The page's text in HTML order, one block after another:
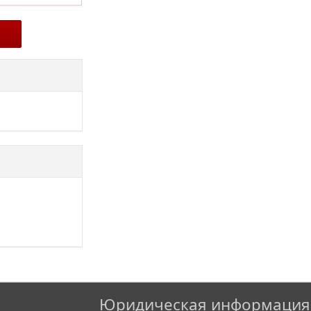
Юридическая информация